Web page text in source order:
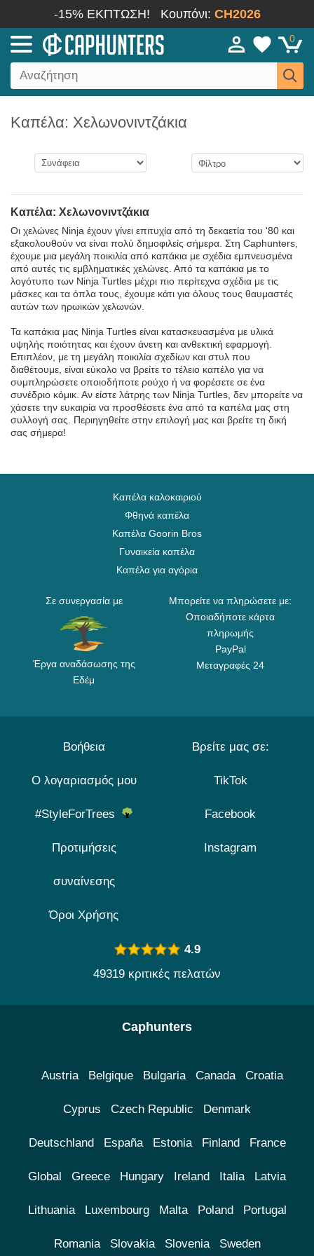
-15% ΕΚΠΤΩΣΗ! Κουπόνι: CH2026
0
Καπέλα: Χελωνονιντζάκια
Καπέλα: Χελωνονιντζάκια
Οι χελώνες Ninja έχουν γίνει επιτυχία από τη δεκαετία του '80 και
εξακολουθούν να είναι πολύ δημοφιλείς σήμερα. Στη Caphunters,
έχουμε μια μεγάλη ποικιλία από καπάκια με σχέδια εμπνευσμένα
από αυτές τις εμβληματικές χελώνες. Από τα καπάκια με το
λογότυπο των Ninja Turtles μέχρι πιο περίτεχνα σχέδια με τις
μάσκες και τα όπλα τους, έχουμε κάτι για όλους τους θαυμαστές
αυτών των ηρωικών χελωνών.
Τα καπάκια μας Ninja Turtles είναι κατασκευασμένα με υλικά
υψηλής ποιότητας και έχουν άνετη και ανθεκτική εφαρμογή.
Επιπλέον, με τη μεγάλη ποικιλία σχεδίων και στυλ που
διαθέτουμε, είναι εύκολο να βρείτε το τέλειο καπέλο για να
συμπληρώσετε οποιοδήποτε ρούχο ή να φορέσετε σε ένα
συνέδριο κόμικ. Αν είστε λάτρης των Ninja Turtles, δεν μπορείτε να
χάσετε την ευκαιρία να προσθέσετε ένα από τα καπέλα μας στη
συλλογή σας. Περιηγηθείτε στην επιλογή μας και βρείτε τη δική
σας σήμερα!
Καπέλα καλοκαιριού
Φθηνά καπέλα
Καπέλα Goorin Bros
Γυναικεία καπέλα
Καπέλα για αγόρια
Σε συνεργασία με
Έργα αναδάσωσης της
Εδέμ
Μπορείτε να πληρώσετε με:
Οποιαδήποτε κάρτα
πληρωμής
PayPal
Μεταγραφές 24
Βοήθεια
Ο λογαριασμός μου
#StyleForTrees
Προτιμήσεις
συναίνεσης
Όροι Χρήσης
Βρείτε μας σε:
TikTok
Facebook
Instagram
4.9
49319 κριτικές πελατών
Caphunters
Austria Belgique Bulgaria Canada Croatia
Cyprus Czech Republic Denmark
Deutschland España Estonia Finland France
Global Greece Hungary Ireland Italia Latvia
Lithuania Luxembourg Malta Poland Portugal
Romania Slovakia Slovenia Sweden